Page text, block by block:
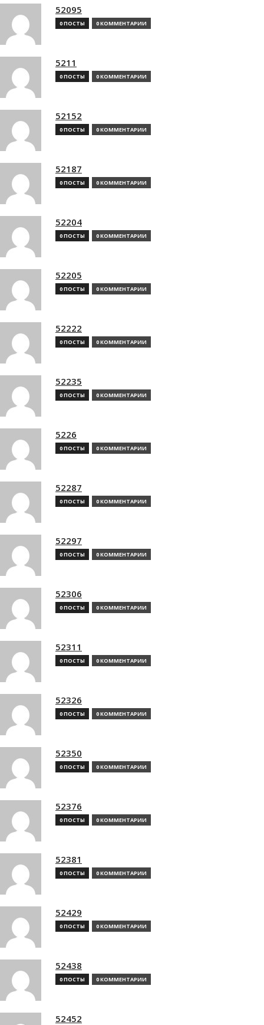
52095
0 ПОСТЫ 0 КОММЕНТАРИИ
5211
0 ПОСТЫ 0 КОММЕНТАРИИ
52152
0 ПОСТЫ 0 КОММЕНТАРИИ
52187
0 ПОСТЫ 0 КОММЕНТАРИИ
52204
0 ПОСТЫ 0 КОММЕНТАРИИ
52205
0 ПОСТЫ 0 КОММЕНТАРИИ
52222
0 ПОСТЫ 0 КОММЕНТАРИИ
52235
0 ПОСТЫ 0 КОММЕНТАРИИ
5226
0 ПОСТЫ 0 КОММЕНТАРИИ
52287
0 ПОСТЫ 0 КОММЕНТАРИИ
52297
0 ПОСТЫ 0 КОММЕНТАРИИ
52306
0 ПОСТЫ 0 КОММЕНТАРИИ
52311
0 ПОСТЫ 0 КОММЕНТАРИИ
52326
0 ПОСТЫ 0 КОММЕНТАРИИ
52350
0 ПОСТЫ 0 КОММЕНТАРИИ
52376
0 ПОСТЫ 0 КОММЕНТАРИИ
52381
0 ПОСТЫ 0 КОММЕНТАРИИ
52429
0 ПОСТЫ 0 КОММЕНТАРИИ
52438
0 ПОСТЫ 0 КОММЕНТАРИИ
52452